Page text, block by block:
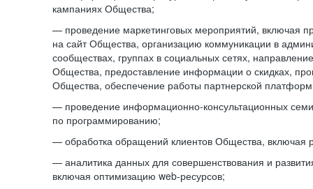
кампаниях Общества;
— проведение маркетинговых мероприятий, включая
на сайт Общества, организацию коммуникации в
сообществах, группах в социальных сетях,
Общества, предоставление информации о скидках,
Общества, обеспечение работы партнерской
— проведение информационно-консультационных
по программированию;
— обработка обращений клиентов Общества, включая
— аналитика данных для совершенствования и
включая оптимизацию web-ресурсов;